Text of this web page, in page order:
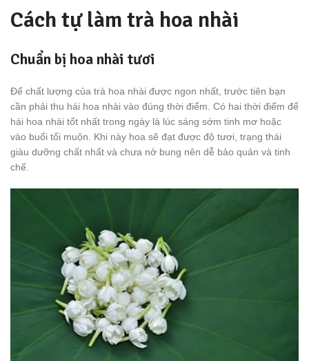
Cách tự làm trà hoa nhài
Chuẩn bị hoa nhài tươi
Để chất lượng của trà hoa nhài được ngon nhất, trước tiên bạn
cần phải thu hái hoa nhài vào đúng thời điểm. Có hai thời điểm để
hái hoa nhài tốt nhất trong ngày là lúc sáng sớm tinh mơ hoặc
vào buổi tối muộn. Khi này hoa sẽ đạt được độ tươi, trạng thái
giàu dưỡng chất nhất và chưa nở bung nên dễ bảo quản và tinh
chế.